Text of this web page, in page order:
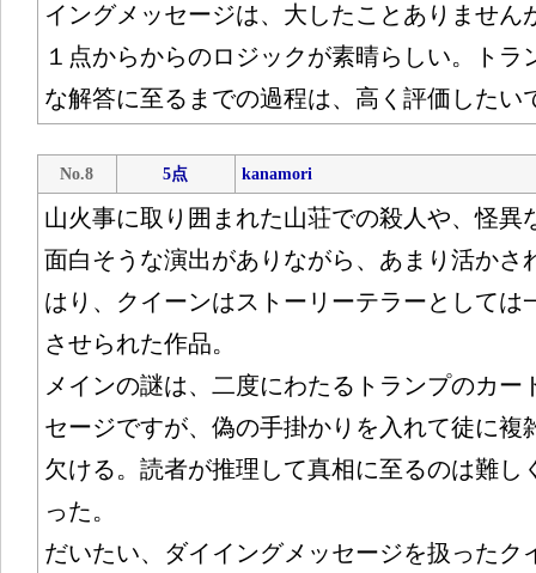
イングメッセージは、大したことありません
１点からからのロジックが素晴らしい。トラ
な解答に至るまでの過程は、高く評価したい
No.8 5点 kanamori
山火事に取り囲まれた山荘での殺人や、怪異
面白そうな演出がありながら、あまり活かさ
はり、クイーンはストーリーテラーとしては
させられた作品。
メインの謎は、二度にわたるトランプのカー
セージですが、偽の手掛かりを入れて徒に複
欠ける。読者が推理して真相に至るのは難し
った。
だいたい、ダイイングメッセージを扱ったク